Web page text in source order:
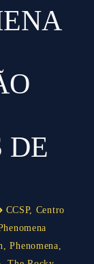
DE
CCSP, Centro
,Phenomena,